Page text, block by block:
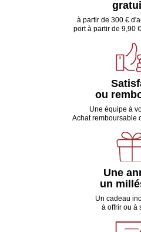
à partir de 300 €
port à partir de 9,90
ou
Une équipe à
Achat remboursable
Une
un
Un cadeau
à offrir ou à